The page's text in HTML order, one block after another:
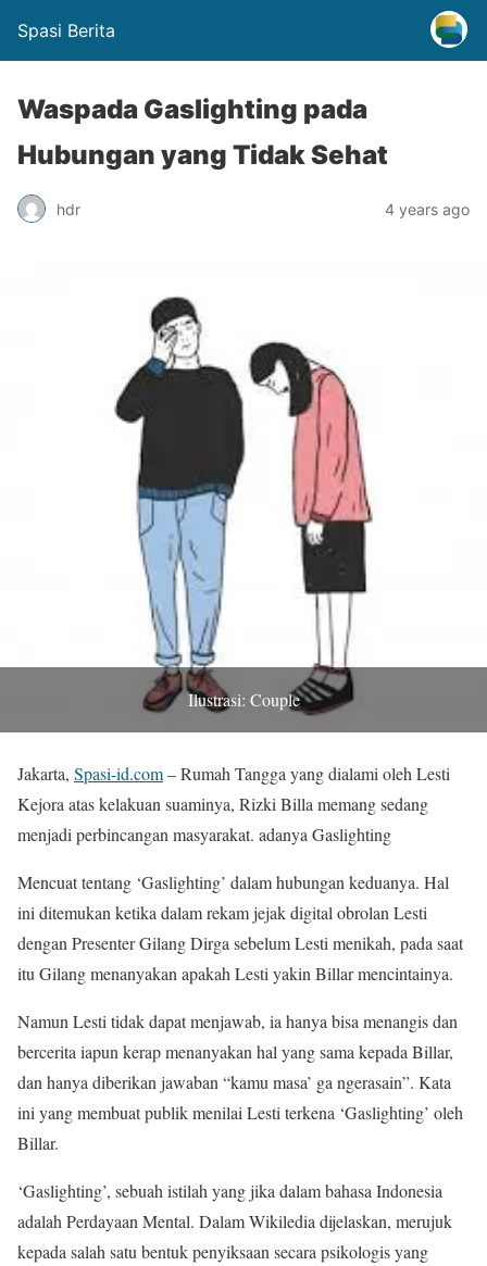
Spasi Berita
Waspada Gaslighting pada
Hubungan yang Tidak Sehat
hdr 4 years ago
Ilustrasi: Couple
Jakarta, Spasi-id.com– Rumah Tangga yang dialami oleh Lesti
Kejora atas kelakuan suaminya, Rizki Billa memang sedang
menjadi perbincangan masyarakat. adanya Gaslighting
Mencuat tentang ‘Gaslighting’ dalam hubungan keduanya. Hal
ini ditemukan ketika dalam rekam jejak digital obrolan Lesti
dengan Presenter Gilang Dirga sebelum Lesti menikah, pada saat
itu Gilang menanyakan apakah Lesti yakin Billar mencintainya.
Namun Lesti tidak dapat menjawab, ia hanya bisa menangis dan
bercerita iapun kerap menanyakan hal yang sama kepada Billar,
dan hanya diberikan jawaban “kamu masa’ ga ngerasain”. Kata
ini yang membuat publik menilai Lesti terkena ‘Gaslighting’ oleh
Billar.
‘Gaslighting’, sebuah istilah yang jika dalam bahasa Indonesia
adalah Perdayaan Mental. Dalam Wikiledia dijelaskan, merujuk
kepada salah satu bentuk penyiksaan secara psikologis yang